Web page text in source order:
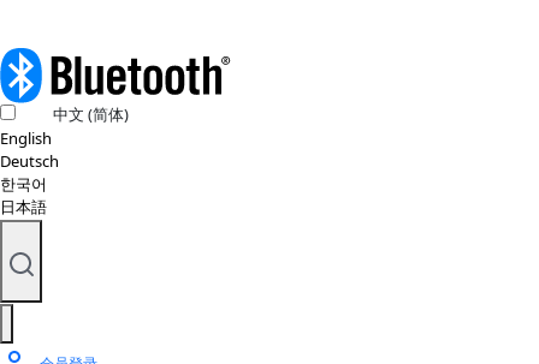
中文 (简体)
English
Deutsch
한국어
日本語